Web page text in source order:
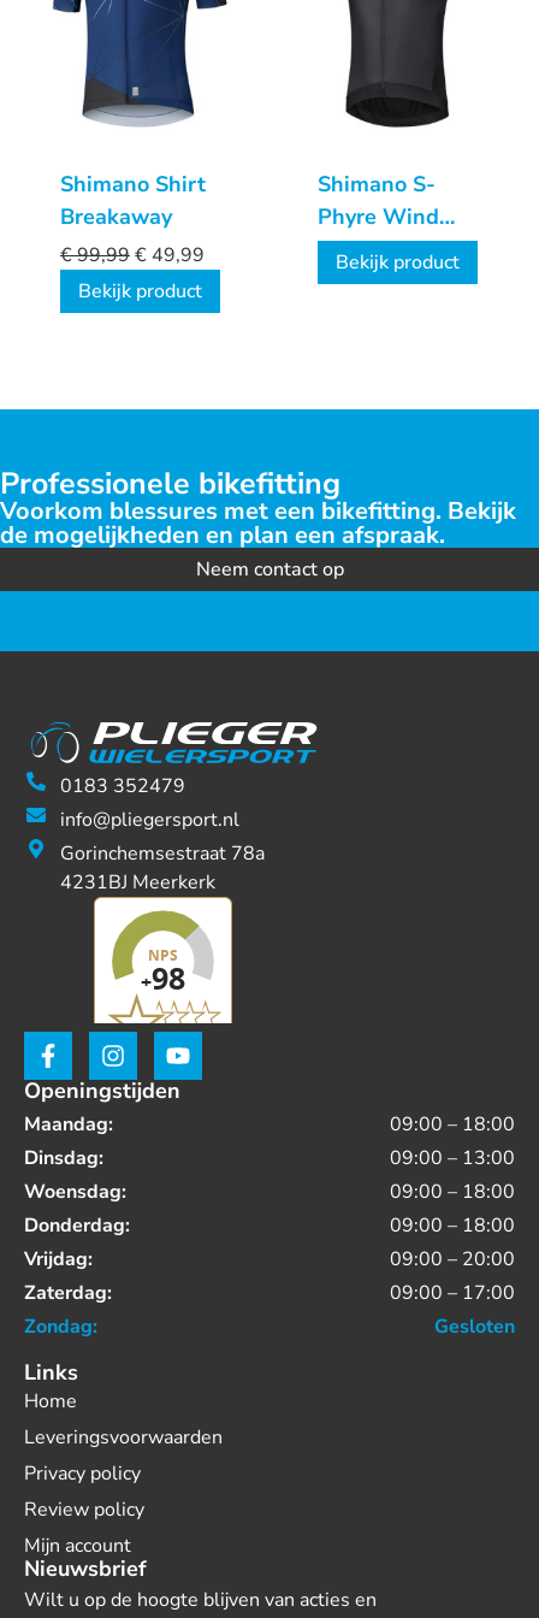
Shimano Shirt
Breakaway
€99,99€ 49,99
Bekijk product
Shimano S-
Phyre Wind
Vest
Bekijk product
Professionele bikefitting
Voorkom blessures met een bikefitting. Bekijk
de mogelijkheden en plan een afspraak.
Neem contact op
0183 352479
info@pliegersport.nl
Gorinchemsestraat 78a
4231BJ Meerkerk
Openingstijden
Maandag:
09:00 – 18:00
Dinsdag:
09:00 – 13:00
Woensdag:
09:00 – 18:00
Donderdag:
09:00 – 18:00
Vrijdag:
09:00 – 20:00
Zaterdag:
09:00 – 17:00
Zondag:
Gesloten
Links
Home
Leveringsvoorwaarden
Privacy policy
Review policy
Mijn account
Nieuwsbrief
Wilt u op de hoogte blijven van acties en